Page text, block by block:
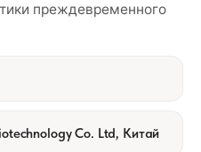
преждевременного
Co. Ltd, Китай